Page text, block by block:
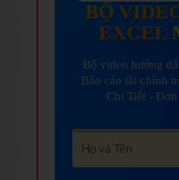
BỘ
EXCEL
Bộ video hướng
Báo cáo tài chính
Chi Tiết -